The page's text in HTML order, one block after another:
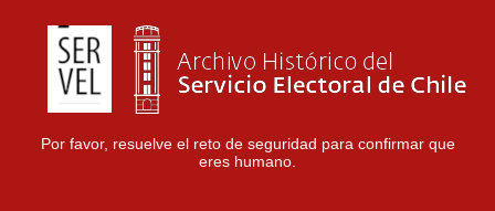
Por favor, resuelve el reto de seguridad para confirmar que
eres humano.